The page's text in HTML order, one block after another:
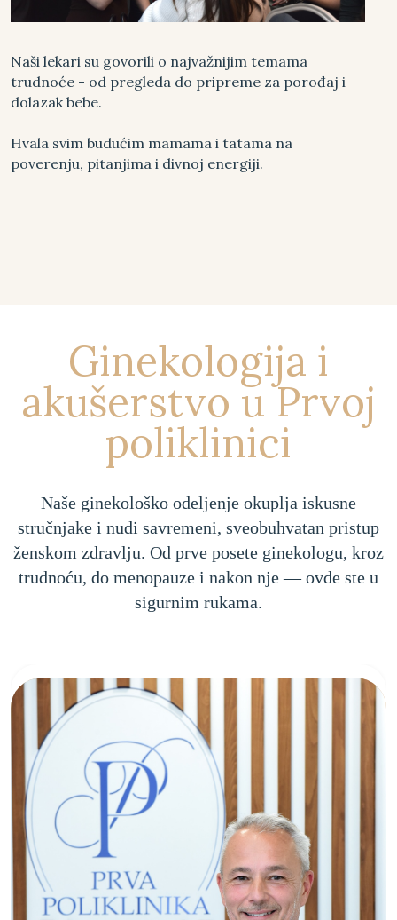
Naši lekari su govorili o najvažnijim temama
trudnoće - od pregleda do pripreme za porođaj i
dolazak bebe.
Hvala svim budućim mamama i tatama na
poverenju, pitanjima i divnoj energiji.
Ginekologija i
akušerstvo u Prvoj
poliklinici
Naše ginekološko odeljenje okuplja iskusne
stručnjake i nudi savremeni, sveobuhvatan pristup
ženskom zdravlju. Od prve posete ginekologu, kroz
trudnoću, do menopauze i nakon nje — ovde ste u
sigurnim rukama.